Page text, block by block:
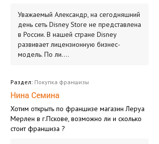
Уважаемый Александр, на сегодняшний
день сеть Disney Store не представлена
в России. В нашей стране Disney
развивает лицензионную бизнес-
модель. По ли....
Раздел: Покупка франшизы
Нина Семина
Хотим открыть по франшизе магазин Леруа
Мерлен в г.Пскове, возможно ли и сколько
стоит франшиза ?